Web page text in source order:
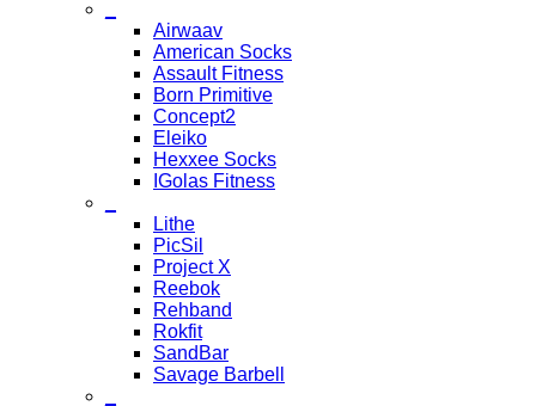
Airwaav
American Socks
Assault Fitness
Born Primitive
Concept2
Eleiko
Hexxee Socks
IGolas Fitness
Lithe
PicSil
Project X
Reebok
Rehband
Rokfit
SandBar
Savage Barbell